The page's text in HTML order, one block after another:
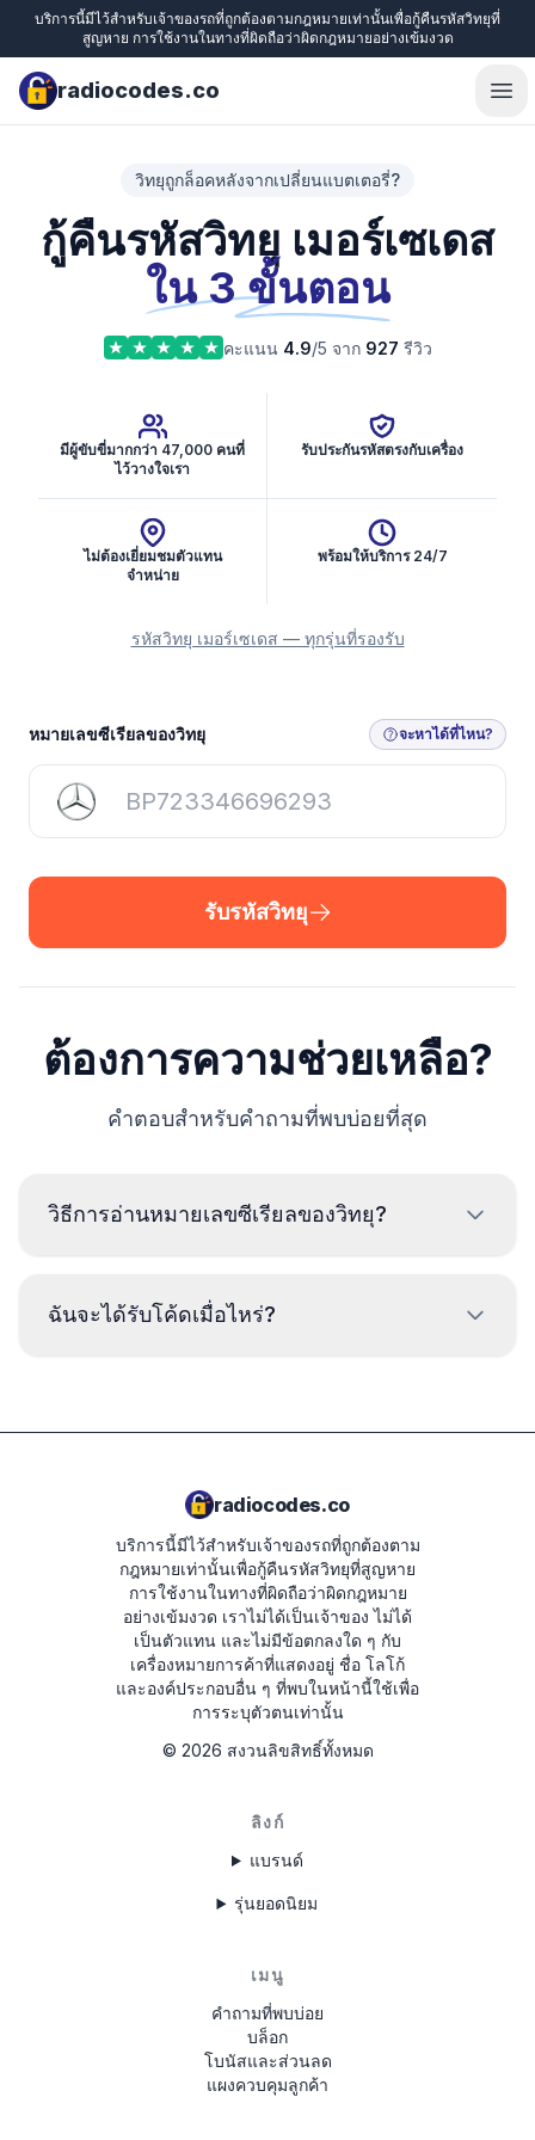
บริการนี้มีไว้สำหรับเจ้าของรถที่ถูกต้องตามกฎหมายเท่านั้นเพื่อกู้คืนรหัสวิทยุที่
สูญหาย การใช้งานในทางที่ผิดถือว่าผิดกฎหมายอย่างเข้มงวด
radiocodes.co
วิทยุถูกล็อคหลังจากเปลี่ยนแบตเตอรี่?
กู้คืนรหัสวิทยุ เมอร์เซเดส
ใน 3 ขั้นตอน
คะแนน 4.9/5 จาก 927 รีวิว
มีผู้ขับขี่มากกว่า 47,000 คนที่
ไว้วางใจเรา
รับประกันรหัสตรงกับเครื่อง
ไม่ต้องเยี่ยมชมตัวแทน
จำหน่าย
พร้อมให้บริการ 24/7
รหัสวิทยุ เมอร์เซเดส — ทุกรุ่นที่รองรับ
รับรหัสวิทยุ
หมายเลขซีเรียลของวิทยุ จะหาได้ที่ไหน?
รับรหัสวิทยุ
ต้องการความช่วยเหลือ?
คำตอบสำหรับคำถามที่พบบ่อยที่สุด
วิธีการอ่านหมายเลขซีเรียลของวิทยุ?
ออกและอ่านรหัสจากป้ายบนตัวเครื่องวิทยุ โดยปกติหมายเลข
PA9715W0028233
B250
281155248RTK123
58153123
ME7480E213B117
MEB100E9195120
ฉันจะได้รับโค้ดเมื่อไหร่?
radiocodes.co
บริการนี้มีไว้สำหรับเจ้าของรถที่ถูกต้องตาม
กฎหมายเท่านั้นเพื่อกู้คืนรหัสวิทยุที่สูญหาย
การใช้งานในทางที่ผิดถือว่าผิดกฎหมาย
อย่างเข้มงวด เราไม่ได้เป็นเจ้าของ ไม่ได้
เป็นตัวแทน และไม่มีข้อตกลงใด ๆ กับ
เครื่องหมายการค้าที่แสดงอยู่ ชื่อ โลโก้
และองค์ประกอบอื่น ๆ ที่พบในหน้านี้ใช้เพื่อ
การระบุตัวตนเท่านั้น
© 2026 สงวนลิขสิทธิ์ทั้งหมด
ลิงก์
แบรนด์
รุ่นยอดนิยม
เมนู
คำถามที่พบบ่อย
บล็อก
โบนัสและส่วนลด
แผงควบคุมลูกค้า